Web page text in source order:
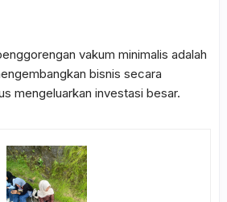
vakum minimalis adalah
bisnis secara
mengeluarkan investasi besar.